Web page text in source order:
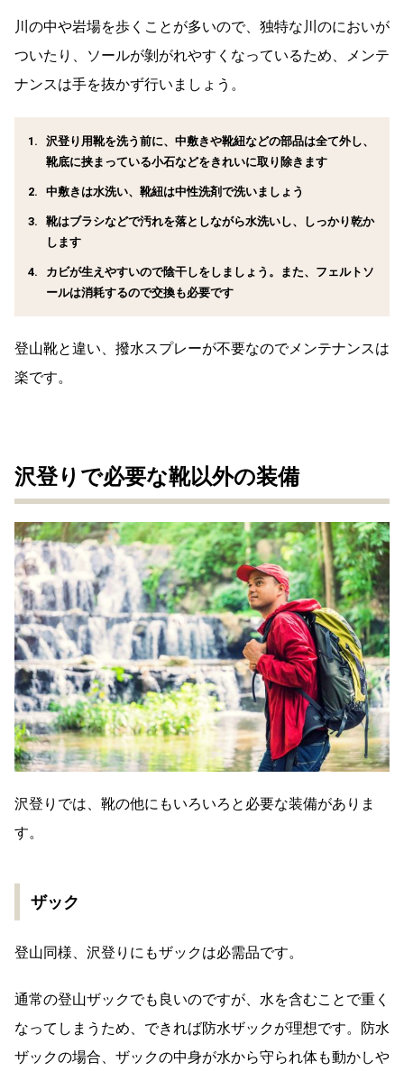
川の中や岩場を歩くことが多いので、独特な川のにおいが
ついたり、ソールが剝がれやすくなっているため、メンテ
ナンスは手を抜かず行いましょう。
沢登り用靴を洗う前に、中敷きや靴紐などの部品は全て外し、
靴底に挟まっている小石などをきれいに取り除きます
中敷きは水洗い、靴紐は中性洗剤で洗いましょう
靴はブラシなどで汚れを落としながら水洗いし、しっかり乾か
します
カビが生えやすいので陰干しをしましょう。また、フェルトソ
ールは消耗するので交換も必要です
登山靴と違い、撥水スプレーが不要なのでメンテナンスは
楽です。
沢登りで必要な靴以外の装備
沢登りでは、靴の他にもいろいろと必要な装備がありま
す。
ザック
登山同様、沢登りにもザックは必需品です。
通常の登山ザックでも良いのですが、水を含むことで重く
なってしまうため、できれば防水ザックが理想です。防水
ザックの場合、ザックの中身が水から守られ体も動かしや